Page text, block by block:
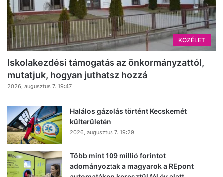
KÖZÉLET
Iskolakezdési támogatás az önkormányzattól,
mutatjuk, hogyan juthatsz hozzá
2026, augusztus 7. 19:47
Halálos gázolás történt Kecskemét
külterületén
2026, augusztus 7. 19:29
Több mint 109 millió forintot
adományoztak a magyarok a REpont